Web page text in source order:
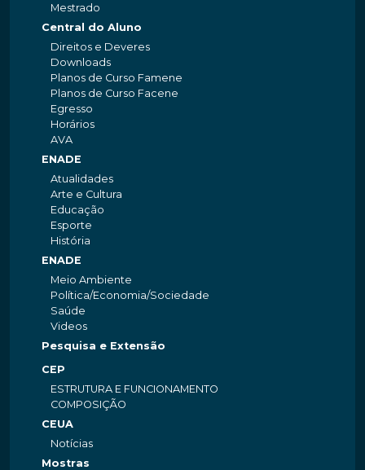
Mestrado
Central do Aluno
Direitos e Deveres
Downloads
Planos de Curso Famene
Planos de Curso Facene
Egresso
Horários
AVA
ENADE
Atualidades
Arte e Cultura
Educação
Esporte
História
ENADE
Meio Ambiente
Política/Economia/Sociedade
Saúde
Videos
Pesquisa e Extensão
CEP
ESTRUTURA E FUNCIONAMENTO
COMPOSIÇÃO
CEUA
Notícias
Mostras